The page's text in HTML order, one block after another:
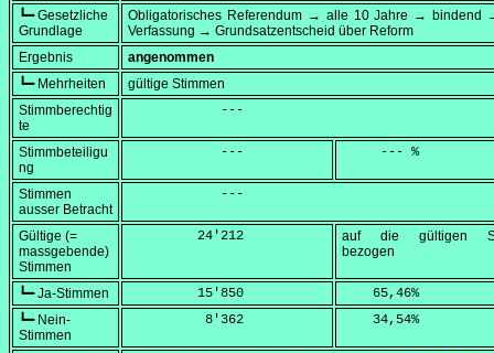
┗━ Gesetzliche
Grundlage
Obligatorisches Referendum → alle 10 Jahre → bindend
Verfassung → Grundsatzentscheid über Reform
Ergebnis
angenommen
┗━ Mehrheiten
gültige Stimmen
Stimmberechtig
te
            ---
Stimmbeteiligu
ng
            ---
     --- %
Stimmen
ausser Betracht
            ---
Gültige (=
massgebende)
Stimmen
         24'212
auf die gültigen
bezogen
┗━ Ja-Stimmen
         15'850
    65,46
%
┗━ Nein-
Stimmen
          8'362
    34,54
%